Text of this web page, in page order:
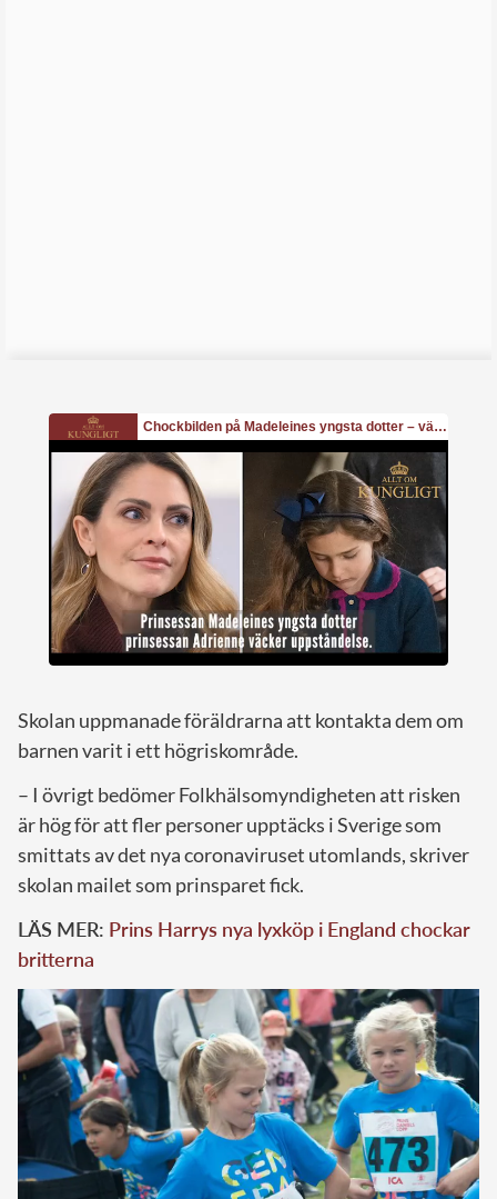
Skolan uppmanade föräldrarna att kontakta dem om
barnen varit i ett högriskområde.
– I övrigt bedömer Folkhälsomyndigheten att risken
är hög för att fler personer upptäcks i Sverige som
smittats av det nya coronaviruset utomlands, skriver
skolan mailet som prinsparet fick.
LÄS MER: Prins Harrys nya lyxköp i England chockar
britterna